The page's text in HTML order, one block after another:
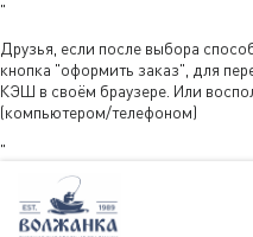
"
Друзья, если после выбора
кнопка "оформить заказ", для
КЭШ в своём браузере. Или
(компьютером/телефоном)
"